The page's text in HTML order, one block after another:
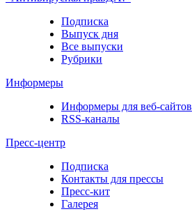
Подписка
Выпуск дня
Все выпуски
Рубрики
Информеры
Информеры для веб-сайтов
RSS-каналы
Пресс-центр
Подписка
Контакты для прессы
Пресс-кит
Галерея